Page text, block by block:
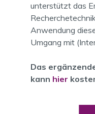
unterstützt das
Anwendung
Umgang mit
Das
kann hier